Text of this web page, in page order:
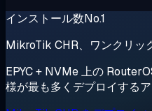
インストール数No.1
MikroTik CHR、ワンクリッ
EPYC + NVMe 上の
様が最も多くデプロイする